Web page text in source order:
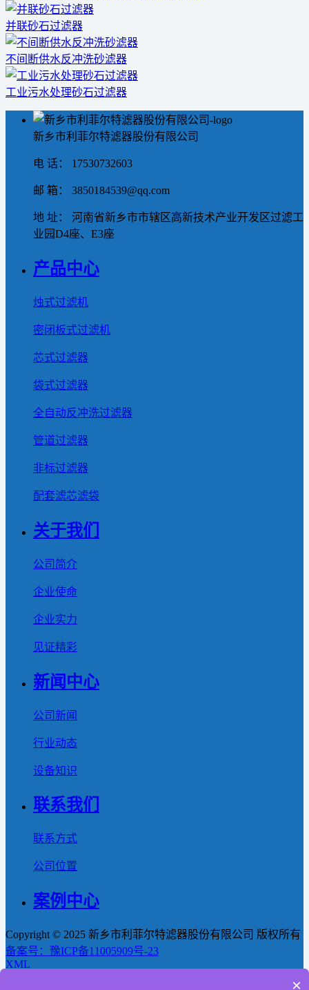
并联砂石过滤器
不间断供水反冲洗砂滤器
工业污水处理砂石过滤器
新乡市利菲尔特滤器股份有限公司
电 话： 17530732603
邮 箱： 3850184539@qq.com
地 址： 河南省新乡市市辖区高新技术产业开发区过滤工
业园D4座、E3座
产品中心
烛式过滤机
密闭板式过滤机
芯式过滤器
袋式过滤器
全自动反冲洗过滤器
管道过滤器
非标过滤器
配套滤芯滤袋
关于我们
公司简介
企业使命
企业实力
见证精彩
新闻中心
公司新闻
行业动态
设备知识
联系我们
联系方式
公司位置
案例中心
Copyright © 2025 新乡市利菲尔特滤器股份有限公司 版权所有
备案号：豫ICP备11005909号-23
XML
×